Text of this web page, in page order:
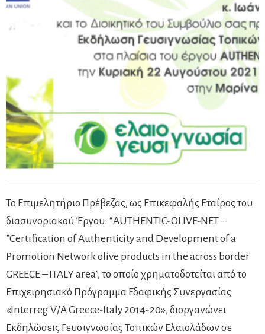
Το Επιμελητήριο Πρέβεζας, ως Επικεφαλής Εταίρος του
διασυνοριακού Έργου: “AUTHENTIC-OLIVE-NET –
”Certification of Authenticity and Development of a
Promotion Network olive products in the across border
GREECE – ITALY area”, το οποίο χρηματοδοτείται από το
Επιχειρησιακό Πρόγραμμα Εδαφικής Συνεργασίας
«Interreg V/A Greece-Italy 2014-20», διοργανώνει
Εκδηλώσεις Γευσιγνωσίας Τοπικών Ελαιολάδων σε